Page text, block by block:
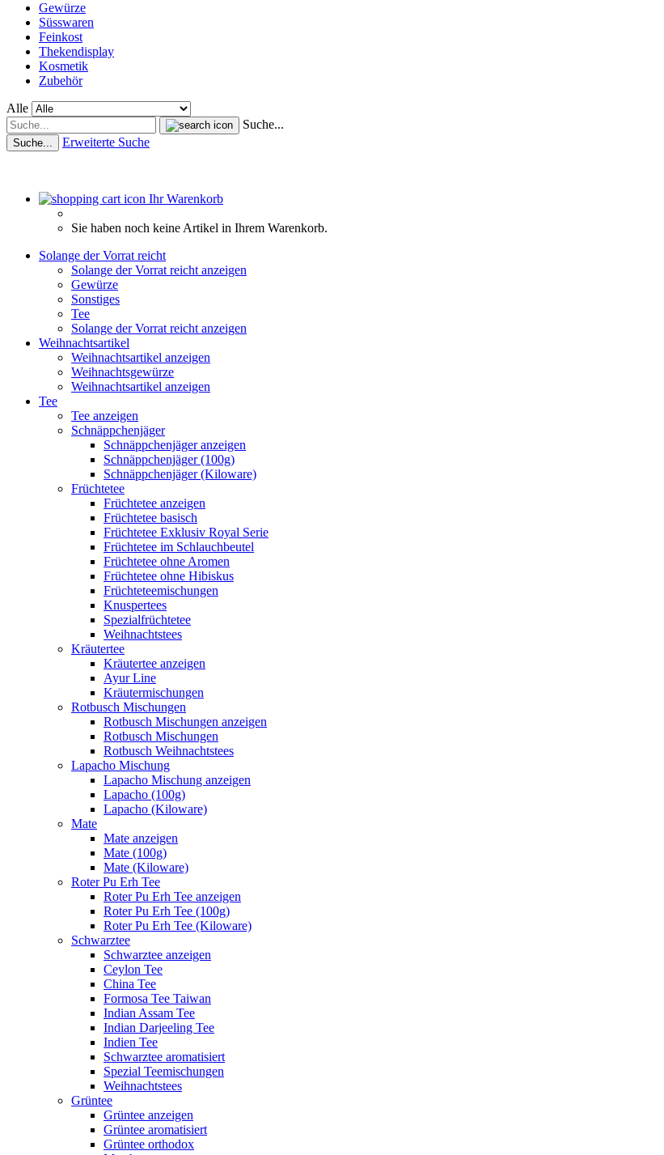
Gewürze
Süsswaren
Feinkost
Thekendisplay
Kosmetik
Zubehör
Alle
Suche...
Suche... Erweiterte Suche
Ihr Warenkorb
Sie haben noch keine Artikel in Ihrem Warenkorb.
Solange der Vorrat reicht
Solange der Vorrat reicht anzeigen
Gewürze
Sonstiges
Tee
Solange der Vorrat reicht anzeigen
Weihnachtsartikel
Weihnachtsartikel anzeigen
Weihnachtsgewürze
Weihnachtsartikel anzeigen
Tee
Tee anzeigen
Schnäppchenjäger
Schnäppchenjäger anzeigen
Schnäppchenjäger (100g)
Schnäppchenjäger (Kiloware)
Früchtetee
Früchtetee anzeigen
Früchtetee basisch
Früchtetee Exklusiv Royal Serie
Früchtetee im Schlauchbeutel
Früchtetee ohne Aromen
Früchtetee ohne Hibiskus
Früchteteemischungen
Knuspertees
Spezialfrüchtetee
Weihnachtstees
Kräutertee
Kräutertee anzeigen
Ayur Line
Kräutermischungen
Rotbusch Mischungen
Rotbusch Mischungen anzeigen
Rotbusch Mischungen
Rotbusch Weihnachtstees
Lapacho Mischung
Lapacho Mischung anzeigen
Lapacho (100g)
Lapacho (Kiloware)
Mate
Mate anzeigen
Mate (100g)
Mate (Kiloware)
Roter Pu Erh Tee
Roter Pu Erh Tee anzeigen
Roter Pu Erh Tee (100g)
Roter Pu Erh Tee (Kiloware)
Schwarztee
Schwarztee anzeigen
Ceylon Tee
China Tee
Formosa Tee Taiwan
Indian Assam Tee
Indian Darjeeling Tee
Indien Tee
Schwarztee aromatisiert
Spezial Teemischungen
Weihnachtstees
Grüntee
Grüntee anzeigen
Grüntee aromatisiert
Grüntee orthodox